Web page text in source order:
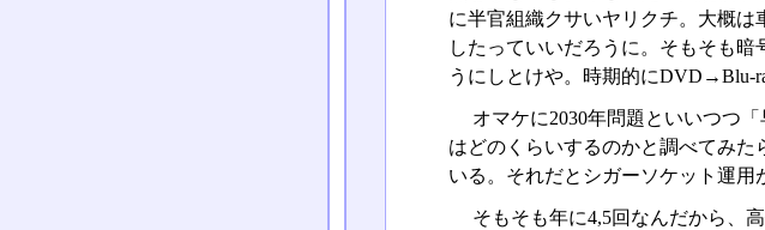
に半官組織クサいヤリクチ。大概
したっていいだろうに。そもそも
うにしとけや。時期的にDVD→Blu-
オマケに2030年問題といいつつ
はどのくらいするのかと調べてみ
いる。それだとシガーソケット運用
そもそも年に4,5回なんだから、